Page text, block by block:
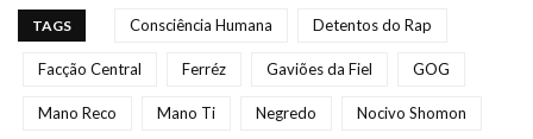
TAGS Consciência Humana Detentos do Rap
Facção Central Ferréz Gaviões da Fiel GOG
Mano Reco Mano Ti Negredo Nocivo Shomon